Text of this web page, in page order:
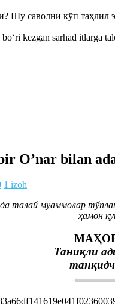
Шу саволни кўп таҳлил
kezgan sarhad itlarga
O’nar bilan
1 izoh
талай муаммолар
ҳамон
Таниқли